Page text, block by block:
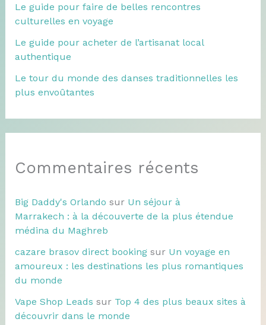
Le guide pour faire de belles rencontres
culturelles en voyage
Le guide pour acheter de l’artisanat local
authentique
Le tour du monde des danses traditionnelles les
plus envoûtantes
Commentaires récents
Big Daddy's Orlando sur Un séjour à
Marrakech : à la découverte de la plus étendue
médina du Maghreb
cazare brasov direct bookingsur Un voyage en
amoureux : les destinations les plus romantiques
du monde
Vape Shop Leads sur Top 4 des plus beaux sites à
découvrir dans le monde